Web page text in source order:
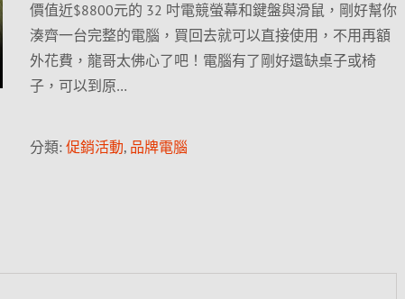
價值近$8800元的 32 吋電競螢幕和鍵盤與滑鼠，剛好幫你
湊齊一台完整的電腦，買回去就可以直接使用，不用再額
外花費，龍哥太佛心了吧！電腦有了剛好還缺桌子或椅
子，可以到原…
分類: 促銷活動, 品牌電腦